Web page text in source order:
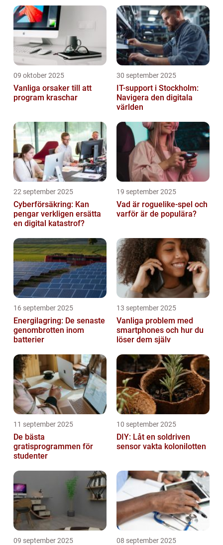
09 oktober 2025
Vanliga orsaker till att
program kraschar
30 september 2025
IT-support i Stockholm:
Navigera den digitala
världen
22 september 2025
Cyberförsäkring: Kan
pengar verkligen ersätta
en digital katastrof?
19 september 2025
Vad är roguelike-spel och
varför är de populära?
16 september 2025
Energilagring: De senaste
genombrotten inom
batterier
13 september 2025
Vanliga problem med
smartphones och hur du
löser dem själv
11 september 2025
De bästa
gratisprogrammen för
studenter
10 september 2025
DIY: Låt en soldriven
sensor vakta kolonilotten
09 september 2025 08 september 2025